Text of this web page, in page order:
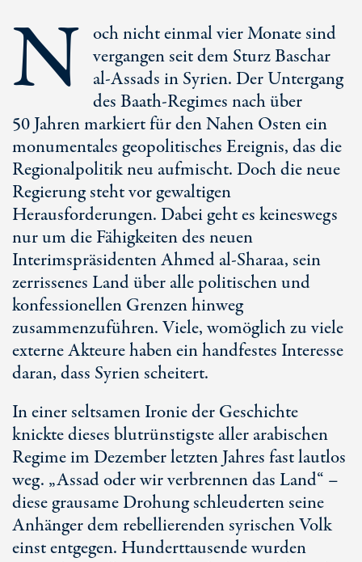
N och nicht einmal vier Monate sind
vergangen seit dem Sturz Baschar
al-Assadsin Syrien. Der Untergang
des Baath-Regimes nach über
50 Jahrenmarkiert für den Nahen Osten ein
monumentales geopolitisches Ereignis, das die
Regionalpolitik neu aufmischt. Doch die neue
Regierung steht vor gewaltigen
Herausforderungen. Dabei geht es keineswegs
nur um die Fähigkeiten des neuen
Interimspräsidenten Ahmed al-Sharaa, sein
zerrissenes Land über alle politischen und
konfessionellen Grenzen hinweg
zusammenzuführen. Viele, womöglich zu viele
externe Akteure haben ein handfestes Interesse
daran, dass Syrien scheitert.
In einer seltsamen Ironie der Geschichte
knickte dieses blutrünstigste aller arabischen
Regime im Dezember letzten Jahres fast lautlos
weg. „Assad oder wir verbrennen das Land“ –
diese grausame Drohung schleuderten seine
Anhänger dem rebellierenden syrischen Volk
einst entgegen. Hunderttausende wurden